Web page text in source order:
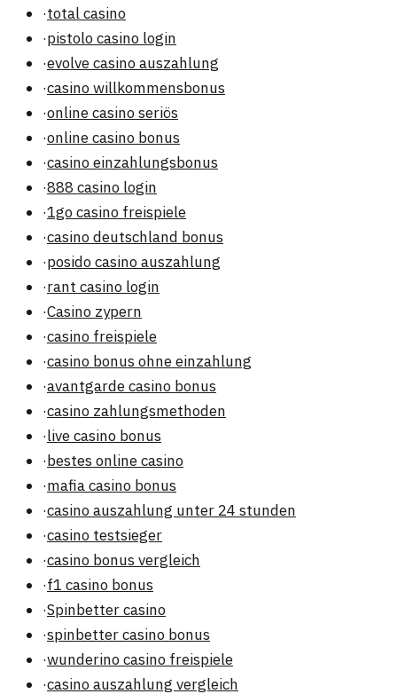
·total casino
·pistolo casino login
·evolve casino auszahlung
·casino willkommensbonus
·online casino seriös
·online casino bonus
·casino einzahlungsbonus
·888 casino login
·1go casino freispiele
·casino deutschland bonus
·posido casino auszahlung
·rant casino login
·Casino zypern
·casino freispiele
·casino bonus ohne einzahlung
·avantgarde casino bonus
·casino zahlungsmethoden
·live casino bonus
·bestes online casino
·mafia casino bonus
·casino auszahlung unter 24 stunden
·casino testsieger
·casino bonus vergleich
·f1 casino bonus
·Spinbetter casino
·spinbetter casino bonus
·wunderino casino freispiele
·casino auszahlung vergleich